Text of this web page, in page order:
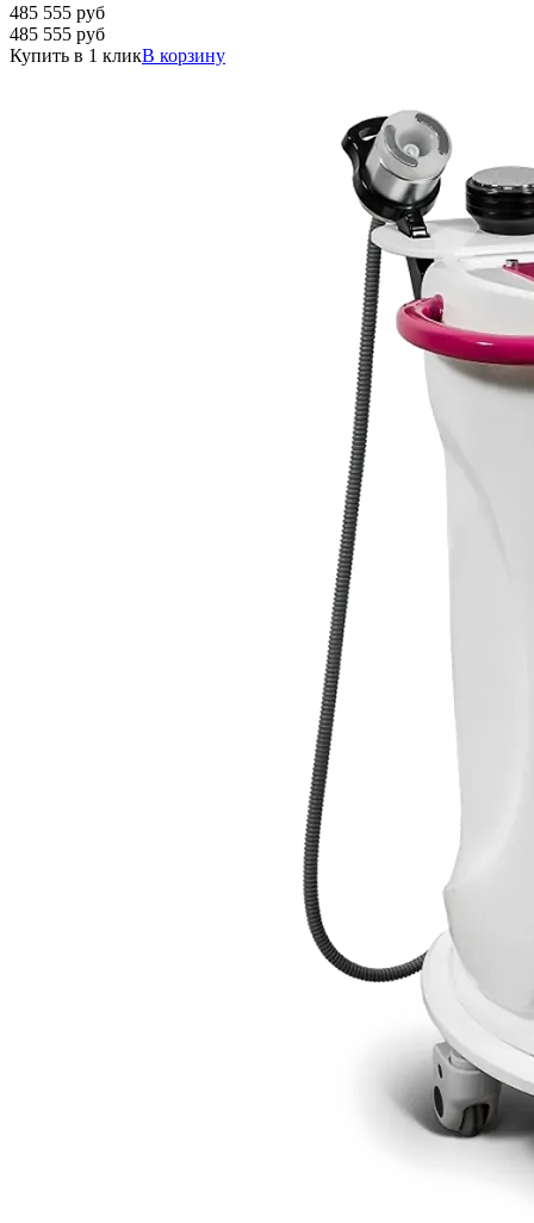
485 555 руб
485 555 руб
Купить в 1 кликВ корзину